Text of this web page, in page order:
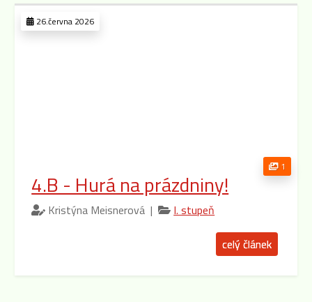
26.června 2026
1
4.B - Hurá na prázdniny!
Kristýna Meisnerová | I. stupeň
celý článek